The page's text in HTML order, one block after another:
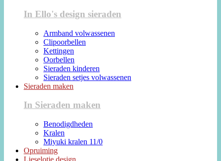
In Ello's design sieraden
Armband volwassenen
Clipoorbellen
Kettingen
Oorbellen
Sieraden kinderen
Sieraden setjes volwassenen
Sieraden maken
In Sieraden maken
Benodigdheden
Kralen
Miyuki kralen 11/0
Opruiming